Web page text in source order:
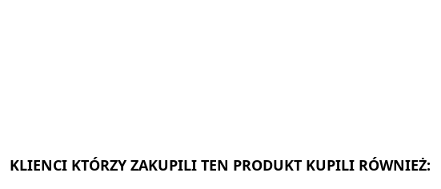
KLIENCI KTÓRZY ZAKUPILI TEN PRODUKT KUPILI RÓWNIEŻ: